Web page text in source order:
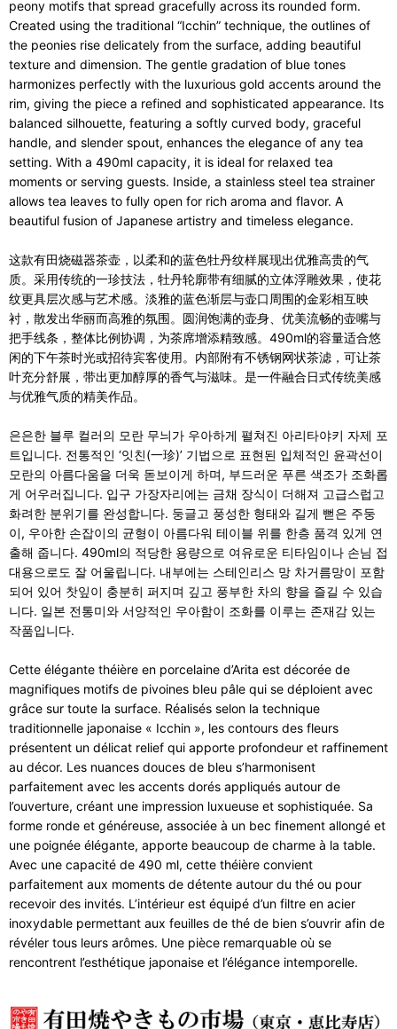
peony motifs that spread gracefully across its rounded form.
Created using the traditional “Icchin” technique, the outlines of
the peonies rise delicately from the surface, adding beautiful
texture and dimension. The gentle gradation of blue tones
harmonizes perfectly with the luxurious gold accents around the
rim, giving the piece a refined and sophisticated appearance. Its
balanced silhouette, featuring a softly curved body, graceful
handle, and slender spout, enhances the elegance of any tea
setting. With a 490ml capacity, it is ideal for relaxed tea
moments or serving guests. Inside, a stainless steel tea strainer
allows tea leaves to fully open for rich aroma and flavor. A
beautiful fusion of Japanese artistry and timeless elegance.
这款有田烧磁器茶壶，以柔和的蓝色牡丹纹样展现出优雅高贵的气
质。采用传统的一珍技法，牡丹轮廓带有细腻的立体浮雕效果，使花
纹更具层次感与艺术感。淡雅的蓝色渐层与壶口周围的金彩相互映
衬，散发出华丽而高雅的氛围。圆润饱满的壶身、优美流畅的壶嘴与
把手线条，整体比例协调，为茶席增添精致感。490ml的容量适合悠
闲的下午茶时光或招待宾客使用。内部附有不锈钢网状茶滤，可让茶
叶充分舒展，带出更加醇厚的香气与滋味。是一件融合日式传统美感
与优雅气质的精美作品。
은은한 블루 컬러의 모란 무늬가 우아하게 펼쳐진 아리타야키 자제 포
트입니다. 전통적인 ‘잇친(一珍)’ 기법으로 표현된 입체적인 윤곽선이
모란의 아름다움을 더욱 돋보이게 하며, 부드러운 푸른 색조가 조화롭
게 어우러집니다. 입구 가장자리에는 금채 장식이 더해져 고급스럽고
화려한 분위기를 완성합니다. 둥글고 풍성한 형태와 길게 뻗은 주둥
이, 우아한 손잡이의 균형이 아름다워 테이블 위를 한층 품격 있게 연
출해 줍니다. 490ml의 적당한 용량으로 여유로운 티타임이나 손님 접
대용으로도 잘 어울립니다. 내부에는 스테인리스 망 차거름망이 포함
되어 있어 찻잎이 충분히 퍼지며 깊고 풍부한 차의 향을 즐길 수 있습
니다. 일본 전통미와 서양적인 우아함이 조화를 이루는 존재감 있는
작품입니다.
Cette élégante théière en porcelaine d’Arita est décorée de
magnifiques motifs de pivoines bleu pâle qui se déploient avec
grâce sur toute la surface. Réalisés selon la technique
traditionnelle japonaise « Icchin », les contours des fleurs
présentent un délicat relief qui apporte profondeur et raffinement
au décor. Les nuances douces de bleu s’harmonisent
parfaitement avec les accents dorés appliqués autour de
l’ouverture, créant une impression luxueuse et sophistiquée. Sa
forme ronde et généreuse, associée à un bec finement allongé et
une poignée élégante, apporte beaucoup de charme à la table.
Avec une capacité de 490 ml, cette théière convient
parfaitement aux moments de détente autour du thé ou pour
recevoir des invités. L’intérieur est équipé d’un filtre en acier
inoxydable permettant aux feuilles de thé de bien s’ouvrir afin de
révéler tous leurs arômes. Une pièce remarquable où se
rencontrent l’esthétique japonaise et l’élégance intemporelle.